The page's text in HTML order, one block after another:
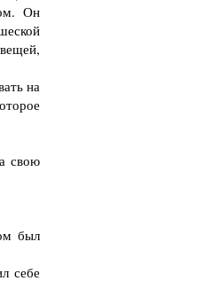
Он
на
свою
был
себе